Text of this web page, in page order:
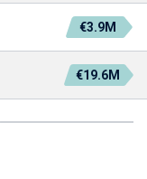
€3.9M
€19.6M